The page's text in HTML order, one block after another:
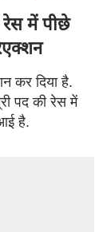
में पीछे
कर दिया है.
पद की रेस में
है.